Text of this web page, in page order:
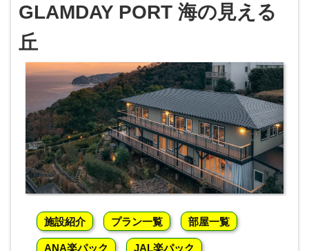
GLAMDAY PORT 海の見える
丘
施設紹介 プラン一覧 部屋一覧
ANA楽パック JAL楽パック